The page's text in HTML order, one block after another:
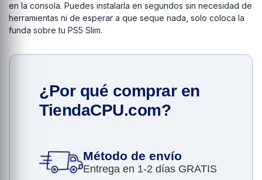
en la consola. Puedes instalarla en segundos sin necesidad de
herramientas ni de esperar a que seque nada, solo coloca la
funda sobre tu PS5 Slim.
¿Por qué comprar en
TiendaCPU.com?
Método de envío
Entrega en 1-2 días GRATIS